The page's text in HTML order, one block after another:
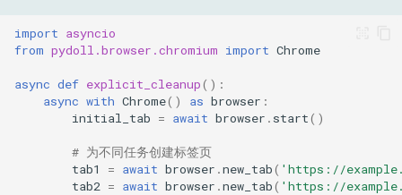
import asyncio
from pydoll.browser.chromium import Chrome
async def explicit_cleanup():
async with Chrome() as browser :
initial_tab = await browser . start()
# 为不同任务创建标签页
tab1
= await browser .new_tab( 'https://
tab2 = await browser .new_tab( 'https://